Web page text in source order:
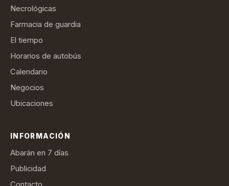
Necrológicas
Farmacia de guardia
El tiempo
Horarios de autobús
Calendario
Negocios
Ubicaciones
INFORMACIÓN
Abarán en 7 días
Publicidad